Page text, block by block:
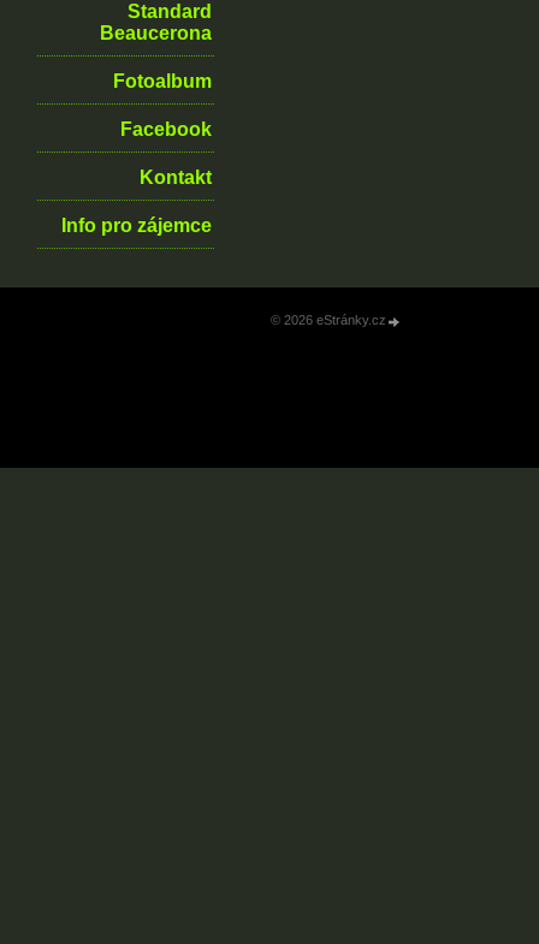
Standard
Beaucerona
Fotoalbum
Facebook
Kontakt
Info pro zájemce
© 2026 eStránky.cz